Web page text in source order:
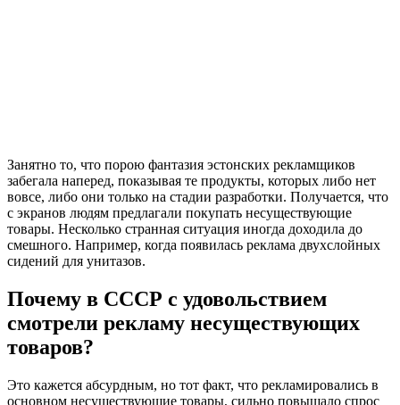
Занятно то, что порою фантазия эстонских рекламщиков
забегала наперед, показывая те продукты, которых либо нет
вовсе, либо они только на стадии разработки. Получается, что
с экранов людям предлагали покупать несуществующие
товары. Несколько странная ситуация иногда доходила до
смешного. Например, когда появилась реклама двухслойных
сидений для унитазов.
Почему в СССР с удовольствием
смотрели рекламу несуществующих
товаров?
Это кажется абсурдным, но тот факт, что рекламировались в
основном несуществующие товары, сильно повышало спрос